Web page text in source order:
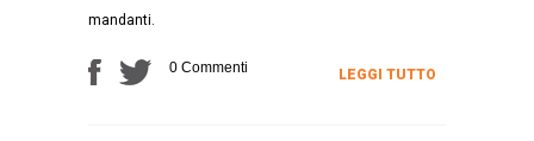
mandanti.
0 Commenti LEGGI TUTTO